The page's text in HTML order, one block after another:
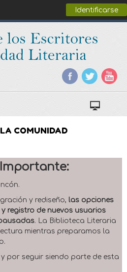
Identificarse
COMUNIDAD
y rediseño, las opciones
registro de nuevos usuarios
. La Biblioteca Literaria
mientras preparamos la
por seguir siendo parte de esta